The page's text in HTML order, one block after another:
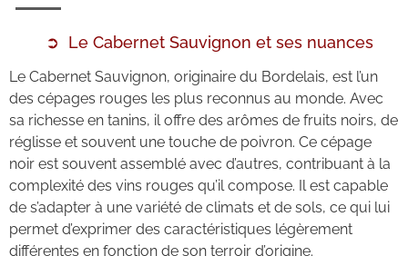
Le Cabernet Sauvignon et ses nuances
Le Cabernet Sauvignon, originaire du Bordelais, est l’un
des cépages rouges les plus reconnus au monde. Avec
sa richesse en tanins, il offre des arômes de fruits noirs, de
réglisse et souvent une touche de poivron. Ce cépage
noir est souvent assemblé avec d’autres, contribuant à la
complexité des vins rouges qu’il compose. Il est capable
de s’adapter à une variété de climats et de sols, ce qui lui
permet d’exprimer des caractéristiques légèrement
différentes en fonction de son terroir d’origine.